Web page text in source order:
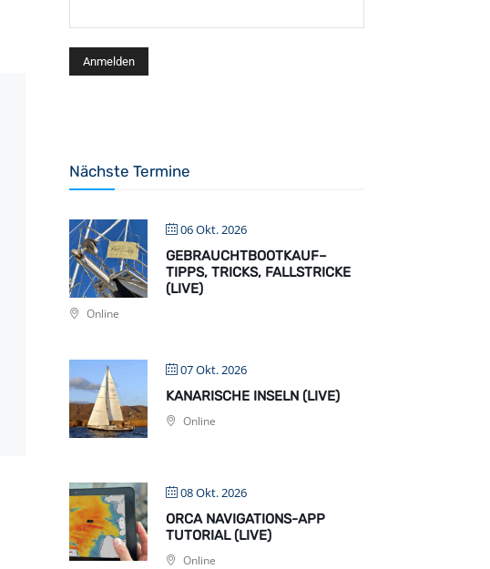
Nächste Termine
06 Okt. 2026
GEBRAUCHTBOOTKAUF–
TIPPS, TRICKS, FALLSTRICKE
(LIVE)
Online
07 Okt. 2026
KANARISCHE INSELN (LIVE)
Online
08 Okt. 2026
ORCA NAVIGATIONS-APP
TUTORIAL (LIVE)
Online